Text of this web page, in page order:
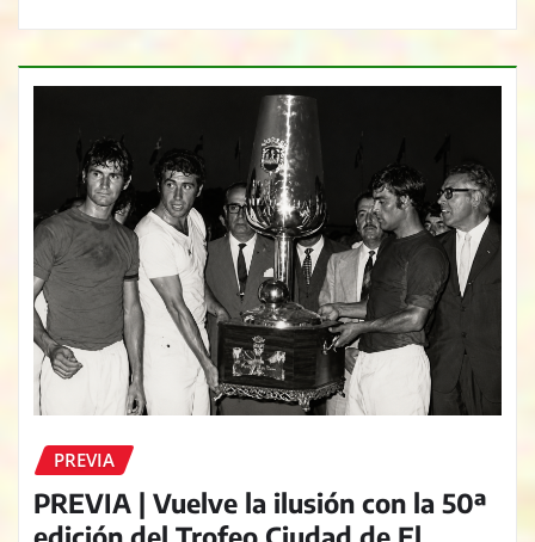
PREVIA
PREVIA | Vuelve la ilusión con la 50ª